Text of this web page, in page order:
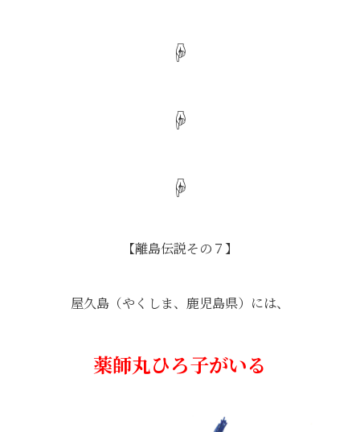
☟
☟
☟
【離島伝説その７】
屋久島（やくしま、鹿児島県）には、
薬師丸ひろ子がいる